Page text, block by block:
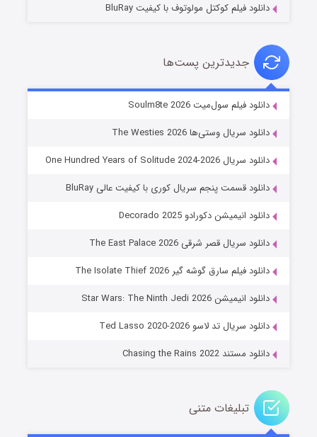
خاندان اژدها فصل ۳
جادوگری در مغولستان
قسمت ۱۴ (زیرنویس) منتشر شد
دانلود فیلم کوکتل مولوتوف با کیفیت BluRay
جدیدترین پست‌ها
دانلود فیلم سول‌میت Soulm8te 2026
دانلود سریال وستی‌ها The Westies 2026
دانلود سریال One Hundred Years of Solitude 2024-2026
دانلود قسمت پنجم سریال کوری با کیفیت عالی BluRay
دانلود انیمیشن دکورادو Decorado 2025
دانلود سریال قصر شرقی The East Palace 2026
دانلود فیلم سارق گوشه گیر The Isolate Thief 2026
دانلود انیمیشن Star Wars: The Ninth Jedi 2026
دانلود سریال تد لاسو Ted Lasso 2020-2026
دانلود مستند Chasing the Rains 2022
تبلیغات متنی